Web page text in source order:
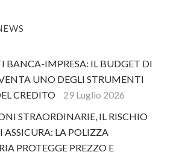
BANCA-IMPRESA: IL BUDGET DI
UNO DEGLI STRUMENTI
CREDITO
29 Luglio 2026
STRAORDINARIE, IL RISCHIO
ASSICURA: LA POLIZZA
PROTEGGE PREZZO E